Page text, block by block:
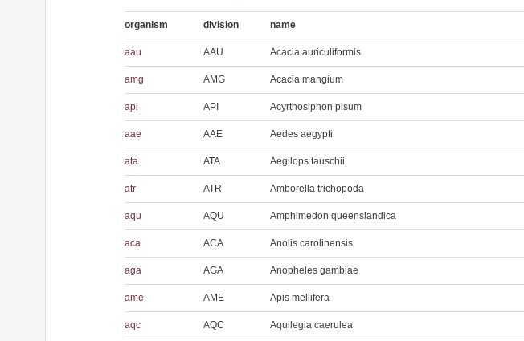
organism division name
aau AAU Acacia auriculiformis
amg AMG Acacia mangium
api API Acyrthosiphon pisum
aae AAE Aedes aegypti
ata ATA Aegilops tauschii
atr ATR Amborella trichopoda
aqu AQU Amphimedon queenslandica
aca ACA Anolis carolinensis
aga AGA Anopheles gambiae
ame AME Apis mellifera
aqc AQC Aquilegia caerulea